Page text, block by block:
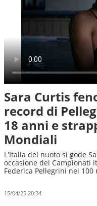
Sara Curtis
record di
18 anni e
Mondiali
L'Italia del nuoto si gode
occasione dei Campionati
Federica Pellegrini nei
15/04/25 20:34